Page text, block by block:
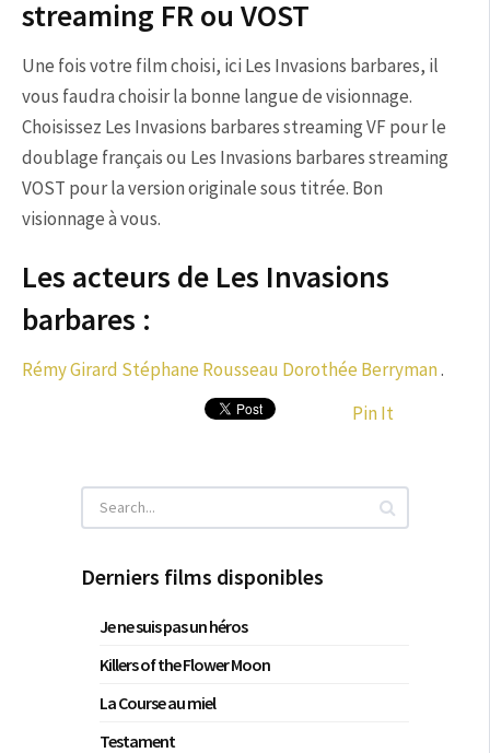
streaming FR ou VOST
Une fois votre film choisi, ici Les Invasions barbares, il
vous faudra choisir la bonne langue de visionnage.
Choisissez Les Invasions barbares streaming VF pour le
doublage français ou Les Invasions barbares streaming
VOST pour la version originale sous titrée. Bon
visionnage à vous.
Les acteurs de Les Invasions
barbares :
Rémy Girard Stéphane Rousseau Dorothée Berryman.
Pin It
Derniers films disponibles
Je ne suis pas un héros
Killers of the Flower Moon
La Course au miel
Testament